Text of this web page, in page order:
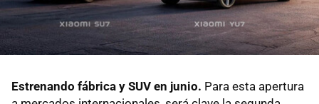
Estrenando fábrica y SUV en junio. Para esta apertura